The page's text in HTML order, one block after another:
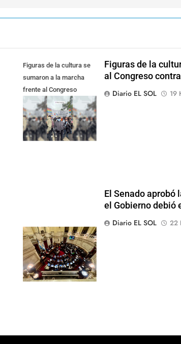
Figuras de la cultura se
sumaron a la marcha
frente al Congreso
contra la Ley de
Propiedad Privada
Figuras de la
al Congreso
Diario EL SOL
19
El Senado aprobó
el Gobierno debió
Diario EL SOL
22